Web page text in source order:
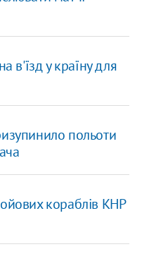
в'їзд у країну для
польоти
кораблів КНР